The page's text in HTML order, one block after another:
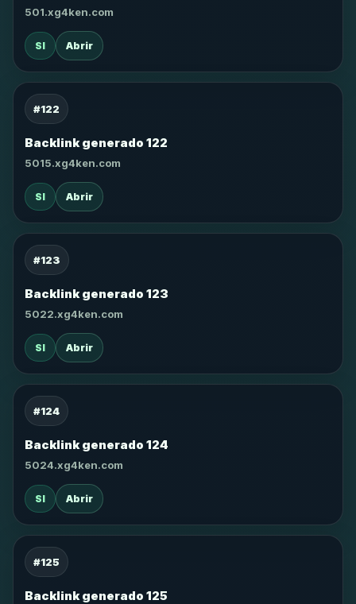
501.xg4ken.com
SI Abrir
#122
Backlink generado 122
5015.xg4ken.com
SI Abrir
#123
Backlink generado 123
5022.xg4ken.com
SI Abrir
#124
Backlink generado 124
5024.xg4ken.com
SI Abrir
#125
Backlink generado 125